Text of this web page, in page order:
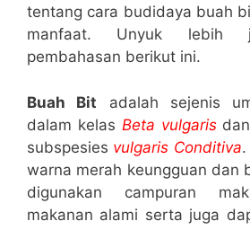
tentang cara budidaya buah
manfaat. Unyuk lebih
pembahasan berikut ini.
Buah Bit adalah sejenis
dalam kelas Beta vulgaris
subspesies vulgaris Conditiva
warna merah keungguan dan
digunakan campuran
makanan alami serta juga